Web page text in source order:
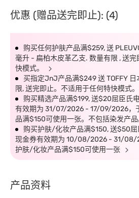
优惠 (赠品送完即止): (4)
购买任何护肤产品满$259, 送
毫升 - 扁柏木皮革乙支. 数量有限 , 送
快模式。
买指定JnJ产品满$249 送 TOFFY 日
限, 送完即止。不适用于任何特快模式
购买精选产品满$199, 送$20屈臣氏
有效期为 31/07/2026 - 17/09/2026，
品满$150可使用一张。不包括染发产
购买护肤/化妆产品满$150, 送$50
现金券有效期为 10/08/2026 - 31/08/
护肤/化妆产品满$150可使用一张
产品资料